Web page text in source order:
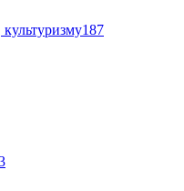
культуризму187